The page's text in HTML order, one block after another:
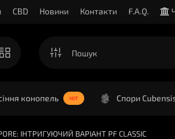
CBD Новини Контакти F.A.Q.
конопель HOT Спори
ІНТРИГУЮЧИЙ ВАРІАНТ PF CLASSIC